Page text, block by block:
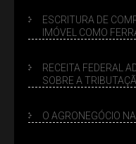
ESCRITURA DE
IMÓVEL COMO
RECEITA FEDERAL
SOBRE A
O AGRONEGÓCIO